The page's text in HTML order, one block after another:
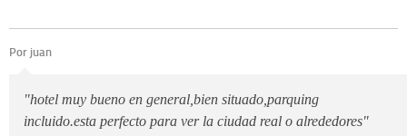
Por juan
"hotel muy bueno en general,bien situado,parquing
incluido.esta perfecto para ver la ciudad real o alrededores"